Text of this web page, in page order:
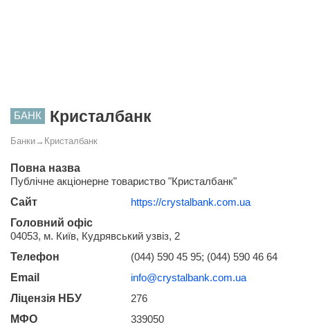
БАНК Кристалбанк
Банки→ Кристалбанк
Повна назва
Публічне акціонерне товариство "Кристалбанк"
Сайт
https://crystalbank.com.ua
Головний офіс
04053, м. Київ, Кудрявський узвіз, 2
Телефон
(044) 590 45 95; (044) 590 46 64
Email
info@crystalbank.com.ua
Ліцензія НБУ
276
МФО
339050